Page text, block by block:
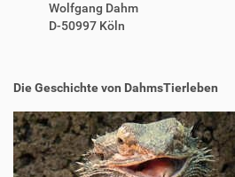
Wolfgang Dahm
D-50997 Köln
Die Geschichte von DahmsTierleben